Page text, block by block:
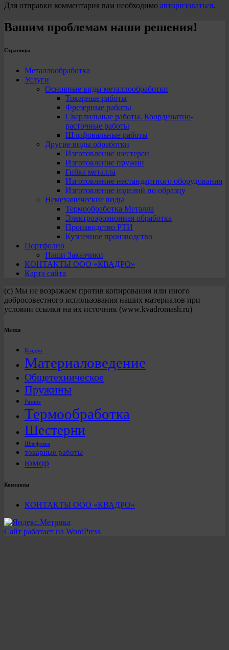
Для отправки комментария вам необходимо авторизоваться.
Вашим проблемам наши решения!
Страницы
Металлообработка
Услуги
Основные виды металлообработки
Токарные работы
Фрезерные работы
Сверлильные работы. Координатно-
расточные работы
Шлифовальные работы
Другие виды обработки
Изготовление шестерен
Изготовление пружин
Гибка металла
Изготовление нестандартного оборудования
Изготовление изделий по образцу
Немеханические виды
Термообработка Металла
Электроэрозионная обработка
Производство РТИ
Кузнечное производство
Портфолио
Наши Заказчики
КОНТАКТЫ ООО «КВАДРО»
Карта сайта
(с) Мы не возражаем против копирования или иного
добросовестного использования наших материалов при
условии ссылки на их источник (www.kvadromash.ru)
Метки
Квадро
Материаловедение
Общетехническое
Пружины
Разное
Термообработка
Шестерни
Шлифовка
токарные работы
юмор
Контакты
КОНТАКТЫ ООО «КВАДРО»
Сайт работает на WordPress